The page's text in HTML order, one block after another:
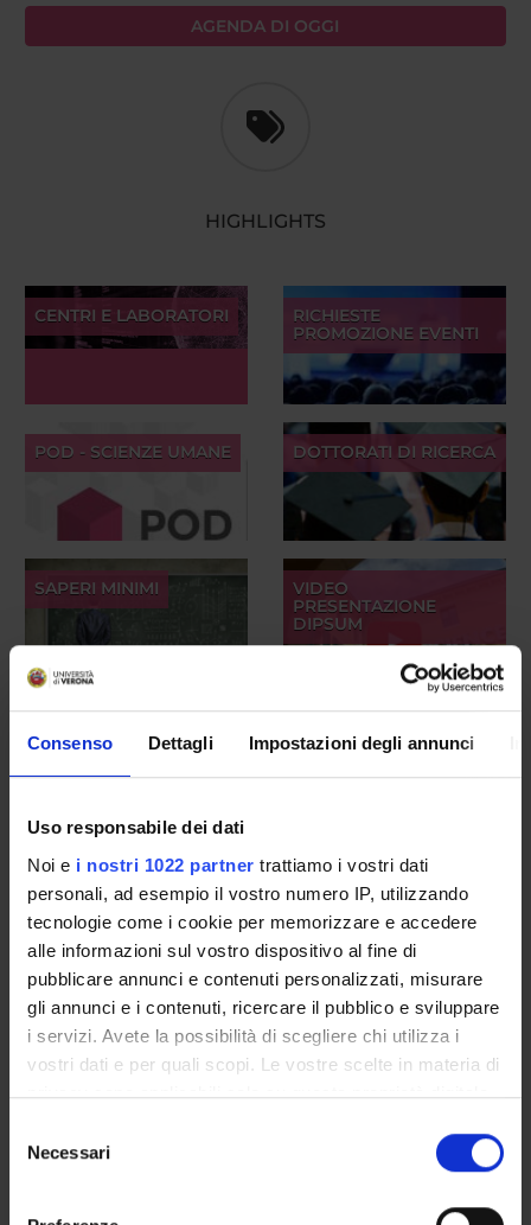
Consenso Dettagli Impostazioni degli annunci
Uso responsabile dei dati
Noi e i nostri 1022 partner trattiamo i vostri dati
personali, ad esempio il vostro numero IP, utilizzando
tecnologie come i cookie per memorizzare e accedere
alle informazioni sul vostro dispositivo al fine di
pubblicare annunci e contenuti personalizzati, misurare
gli annunci e i contenuti, ricercare il pubblico e sviluppare
i servizi. Avete la possibilità di scegliere chi utilizza i
vostri dati e per quali scopi. Le vostre scelte in materia di
privacy sono applicabili solo su questa proprietà digitale
modificare o revocare il proprio consenso in qualsiasi
momento dalla Dichiarazione sui cookie o facendo clic
delNecessari
AGENDA DI OGGI
HIGHLIGHTS
CENTRI E LABORATORI
RICHIESTE
PROMOZIONE EVENTI
POD - SCIENZE UMANE DOTTORATI DI RICERCA
SAPERI MINIMI
VIDEO
PRESENTAZIONE
DIPSUM
ROVEDA"
INTERNAZIONALE
VIDEO EVENTI TERZA
MISSIONE
percorsi di presa in carico e accompagnamento sociale